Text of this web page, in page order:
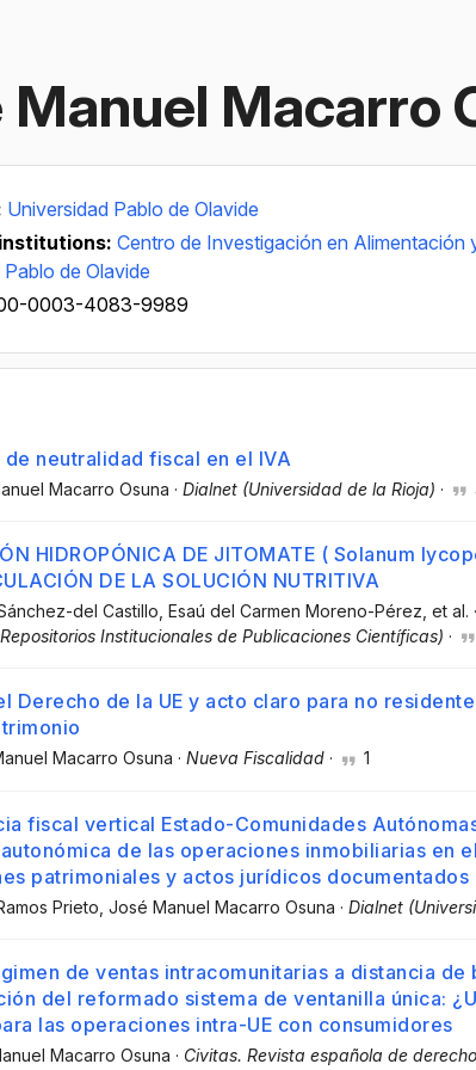
Manuel Macarro
Universidad Pablo de Olavide
Centro de Investigación en Alimentación
de Olavide
0003-4083-9989
neutralidad fiscal en el IVA
Macarro Osuna · Dialnet (Universidad de la Rioja) ·
HIDROPÓNICA DE JITOMATE ( Solanum
DE LA SOLUCIÓN NUTRITIVA
del Castillo , Esaú del Carmen Moreno-Pérez , et al. ·
Institucionales de Publicaciones Científicas) ·
Derecho de la UE y acto claro para no
Macarro Osuna · Nueva Fiscalidad · 1
fiscal vertical Estado-Comunidades
de las operaciones inmobiliarias en
patrimoniales y actos jurídicos documentados
Prieto , José Manuel Macarro Osuna · Dialnet
de ventas intracomunitarias a distancia de
del reformado sistema de ventanilla única:
las operaciones intra-UE con consumidores
Macarro Osuna · Civitas. Revista española de